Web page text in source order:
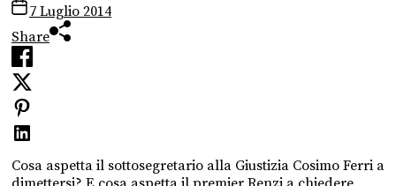
7 Luglio 2014
Share
Cosa aspetta il sottosegretario alla Giustizia Cosimo Ferri a